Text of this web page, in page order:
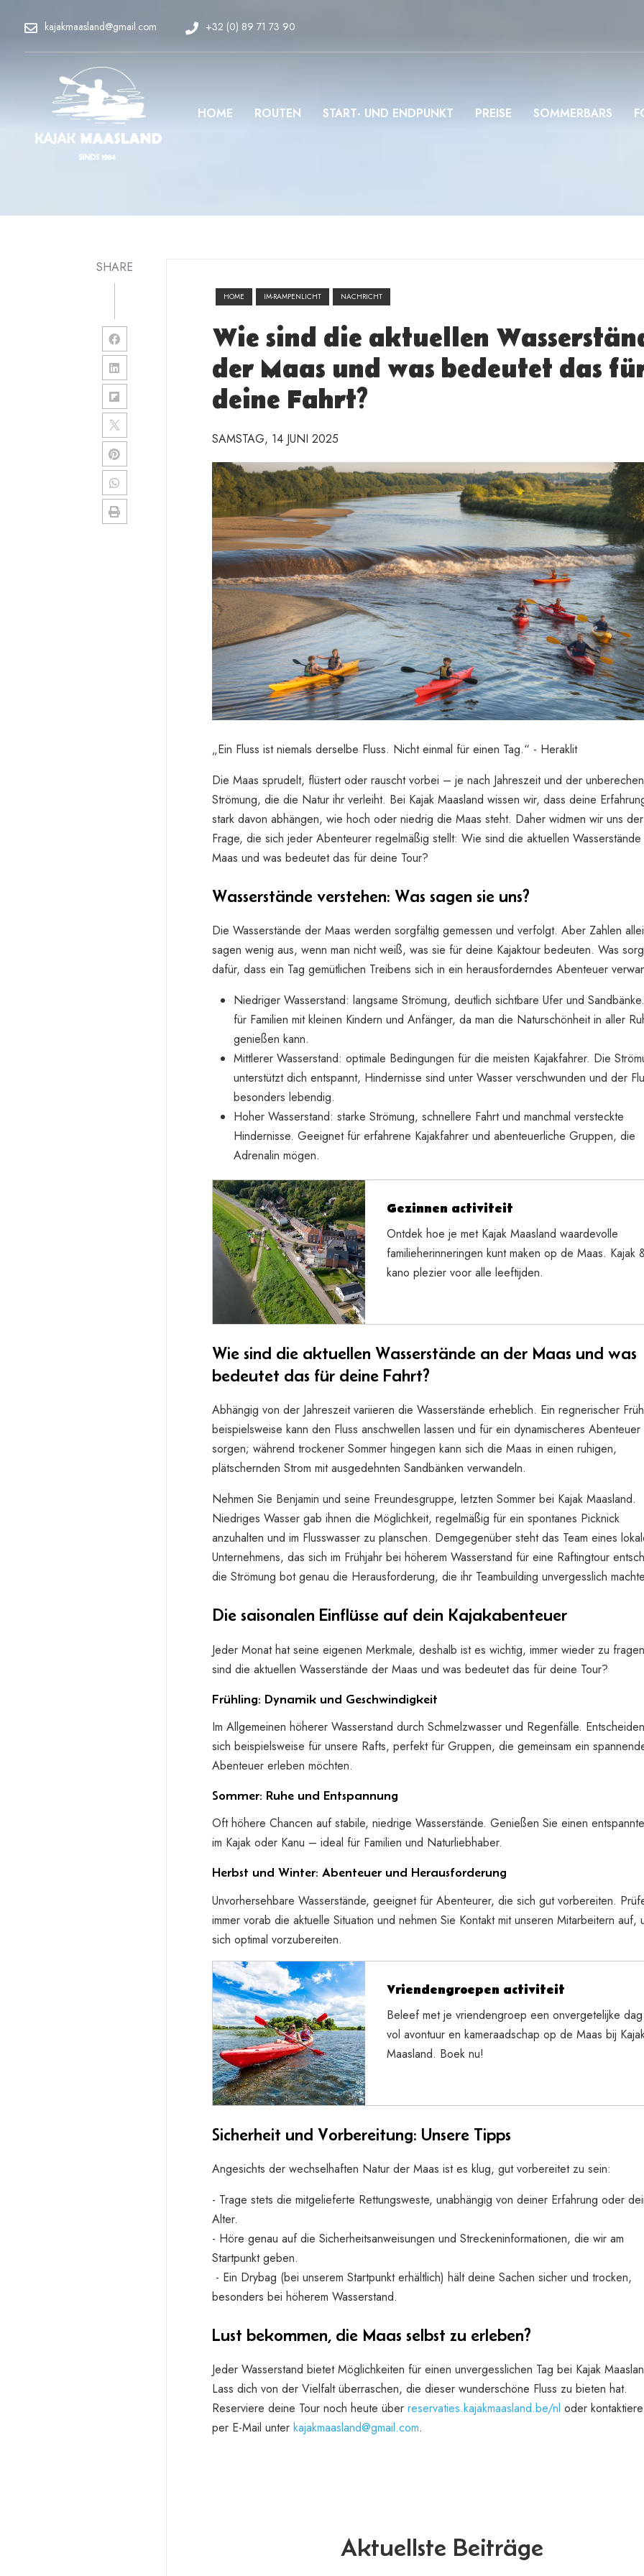
kajakmaasland@gmail.com +32 (0) 89 71 73 90
HOME ROUTEN START- UND ENDPUNKT PREISE SOMMERBARS
SHARE
HOME IM-RAMPENLICHT NACHRICHT
Wie sind die aktuellen
der Maas und was bedeutet das
deine Fahrt?
SAMSTAG, 14 JUNI 2025
„Ein Fluss ist niemals derselbe Fluss. Nicht einmal für einen Tag.“ - Heraklit
Die Maas sprudelt, flüstert oder rauscht vorbei – je nach Jahreszeit und der
Strömung, die die Natur ihr verleiht. Bei Kajak Maasland wissen wir, dass deine
stark davon abhängen, wie hoch oder niedrig die Maas steht. Daher widmen wir uns der
Frage, die sich jeder Abenteurer regelmäßig stellt: Wie sind die aktuellen
Maas und was bedeutet das für deine Tour?
Wasserstände verstehen: Was sagen sie uns?
Die Wasserstände der Maas werden sorgfältig gemessen und verfolgt. Aber Zahlen
sagen wenig aus, wenn man nicht weiß, was sie für deine Kajaktour bedeuten. Was
dafür, dass ein Tag gemütlichen Treibens sich in ein herausforderndes Abenteuer
Niedriger Wasserstand: langsame Strömung, deutlich sichtbare Ufer und
für Familien mit kleinen Kindern und Anfänger, da man die Naturschönheit in aller
genießen kann.
Mittlerer Wasserstand: optimale Bedingungen für die meisten Kajakfahrer. Die
unterstützt dich entspannt, Hindernisse sind unter Wasser verschwunden und der
besonders lebendig.
Hoher Wasserstand: starke Strömung, schnellere Fahrt und manchmal versteckte
Hindernisse. Geeignet für erfahrene Kajakfahrer und abenteuerliche Gruppen, die
Adrenalin mögen.
Gezinnen activiteit
Ontdek hoe je met Kajak Maasland waardevolle
familieherinneringen kunt maken op de Maas. Kajak
kano plezier voor alle leeftijden.
Wie sind die aktuellen Wasserstände an der Maas und was
bedeutet das für deine Fahrt?
Abhängig von der Jahreszeit variieren die Wasserstände erheblich. Ein regnerischer
beispielsweise kann den Fluss anschwellen lassen und für ein dynamischeres Abenteuer
sorgen; während trockener Sommer hingegen kann sich die Maas in einen ruhigen,
plätschernden Strom mit ausgedehnten Sandbänken verwandeln.
Nehmen Sie Benjamin und seine Freundesgruppe, letzten Sommer bei Kajak Maasland.
Niedriges Wasser gab ihnen die Möglichkeit, regelmäßig für ein spontanes Picknick
anzuhalten und im Flusswasser zu planschen. Demgegenüber steht das Team eines
Unternehmens, das sich im Frühjahr bei höherem Wasserstand für eine Raftingtour
die Strömung bot genau die Herausforderung, die ihr Teambuilding unvergesslich
Die saisonalen Einflüsse auf dein Kajakabenteuer
Jeder Monat hat seine eigenen Merkmale, deshalb ist es wichtig, immer wieder zu
sind die aktuellen Wasserstände der Maas und was bedeutet das für deine Tour?
Frühling: Dynamik und Geschwindigkeit
Im Allgemeinen höherer Wasserstand durch Schmelzwasser und Regenfälle.
sich beispielsweise für unsere Rafts, perfekt für Gruppen, die gemeinsam ein
Abenteuer erleben möchten.
Sommer: Ruhe und Entspannung
Oft höhere Chancen auf stabile, niedrige Wasserstände. Genießen Sie einen
im Kajak oder Kanu – ideal für Familien und Naturliebhaber.
Herbst und Winter: Abenteuer und Herausforderung
Unvorhersehbare Wasserstände, geeignet für Abenteurer, die sich gut vorbereiten.
immer vorab die aktuelle Situation und nehmen Sie Kontakt mit unseren Mitarbeitern auf,
sich optimal vorzubereiten.
Vriendengroepen activiteit
Beleef met je vriendengroep een onvergetelijke dag
vol avontuur en kameraadschap op de Maas bij
Maasland. Boek nu!
Sicherheit und Vorbereitung: Unsere Tipps
Angesichts der wechselhaften Natur der Maas ist es klug, gut vorbereitet zu sein:
- Trage stets die mitgelieferte Rettungsweste, unabhängig von deiner Erfahrung oder
Alter.
- Höre genau auf die Sicherheitsanweisungen und Streckeninformationen, die wir am
Startpunkt geben.
- Ein Drybag (bei unserem Startpunkt erhältlich) hält deine Sachen sicher und trocken,
besonders bei höherem Wasserstand.
Lust bekommen, die Maas selbst zu erleben?
Jeder Wasserstand bietet Möglichkeiten für einen unvergesslichen Tag bei Kajak
Lass dich von der Vielfalt überraschen, die dieser wunderschöne Fluss zu bieten hat.
Reserviere deine Tour noch heute über reservaties.kajakmaasland.be/nl oder
per E-Mail unter kajakmaasland@gmail.com.
Aktuellste Beiträge